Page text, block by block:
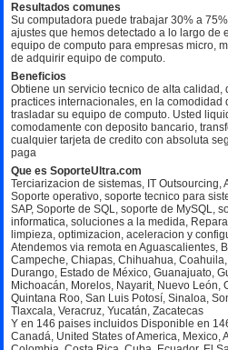
Resultados comunes
Su computadora puede trabajar 30% a
ajustes que hemos detectado a lo largo de
equipo de computo para empresas micro,
de adquirir equipo de computo.
Beneficios
Obtiene un servicio tecnico de alta calidad,
practices internacionales, en la comodidad
trasladar su equipo de computo. Usted
comodamente con deposito bancario,
cualquier tarjeta de credito con absoluta
paga
Que es SoporteUltra.com
Terciarizacion de sistemas, IT Outsourcing,
Soporte operativo, soporte tecnico para
SAP, Soporte de SQL, soporte de MySQL,
informatica, soluciones a la medida,
limpieza, optimizacion, aceleracion y
Atendemos via remota en Aguascalientes,
Campeche, Chiapas, Chihuahua,
Durango, Estado de México, Guanajuato,
Michoacán, Morelos, Nayarit, Nuevo León,
Quintana Roo, San Luis Potosí, Sinaloa,
Tlaxcala, Veracruz, Yucatán, Zacatecas
Y en 146 paises incluidos Disponible en
Canadá, United States of America, Mexico,